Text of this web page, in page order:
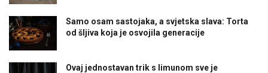
Samo osam sastojaka, a svjetska slava: Torta
od šljiva koja je osvojila generacije
Ovaj jednostavan trik s limunom sve je